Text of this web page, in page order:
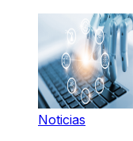
Noticias